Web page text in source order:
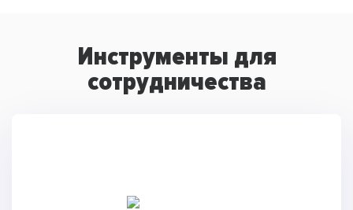
Инструменты для
сотрудничества